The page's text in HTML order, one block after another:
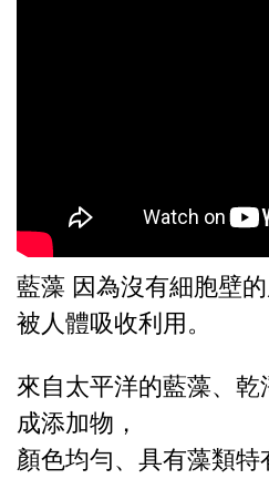
藍藻 因為沒有細胞壁
被人體吸收利用。
來自太平洋的藍藻、
成添加物，
顏色均勻、具有藻類特